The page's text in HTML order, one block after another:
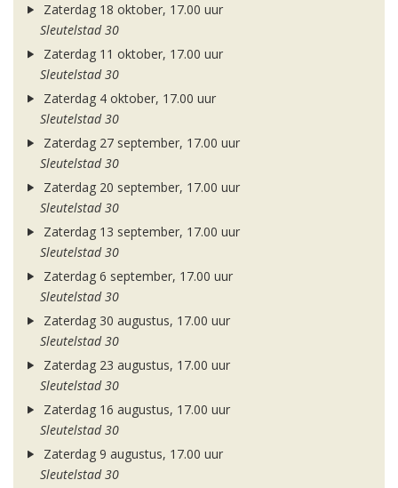
Zaterdag 18 oktober, 17.00 uur
Sleutelstad 30
Zaterdag 11 oktober, 17.00 uur
Sleutelstad 30
Zaterdag 4 oktober, 17.00 uur
Sleutelstad 30
Zaterdag 27 september, 17.00 uur
Sleutelstad 30
Zaterdag 20 september, 17.00 uur
Sleutelstad 30
Zaterdag 13 september, 17.00 uur
Sleutelstad 30
Zaterdag 6 september, 17.00 uur
Sleutelstad 30
Zaterdag 30 augustus, 17.00 uur
Sleutelstad 30
Zaterdag 23 augustus, 17.00 uur
Sleutelstad 30
Zaterdag 16 augustus, 17.00 uur
Sleutelstad 30
Zaterdag 9 augustus, 17.00 uur
Sleutelstad 30